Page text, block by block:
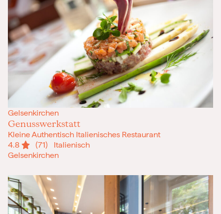
Gelsenkirchen
Genusswerkstatt
Kleine Authentisch Italienisches Restaurant
4.8
(71) Italienisch
Gelsenkirchen